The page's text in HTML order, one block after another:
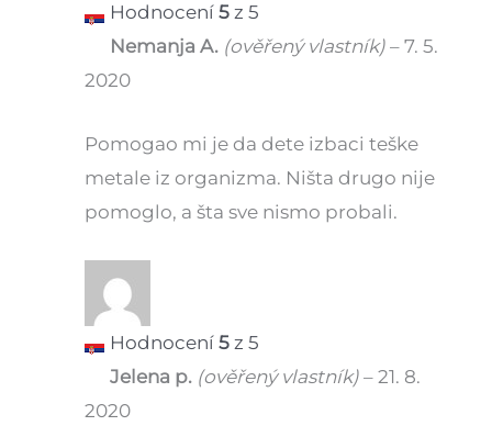
Hodnocení5 z 5
Nemanja A. (ověřený vlastník) – 7. 5.
2020
Pomogao mi je da dete izbaci teške
metale iz organizma. Ništa drugo nije
pomoglo, a šta sve nismo probali.
Hodnocení5 z 5
Jelena p. (ověřený vlastník) – 21. 8.
2020